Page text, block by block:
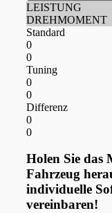
LEISTUNG
DREHMOMENT
Standard
0
0
Tuning
0
0
Differenz
0
0
Holen Sie das
Fahrzeug
individuelle
vereinbaren!